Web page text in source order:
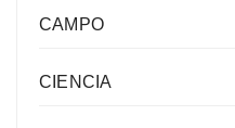
CAMPO
CIENCIA